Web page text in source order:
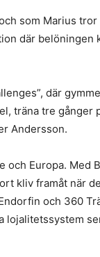
som Marius
där belöningen
där
träna tre gånger
Andersson.
Europa. Med
kliv framåt när
och 360
lojalitetssystem